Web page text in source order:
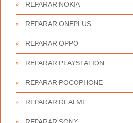
REPARAR NOKIA
REPARAR ONEPLUS
REPARAR OPPO
REPARAR PLAYSTATION
REPARAR POCOPHONE
REPARAR REALME